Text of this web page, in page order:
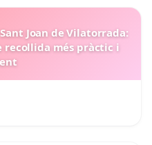
Joan de Vilatorrada:
recollida més pràctic i